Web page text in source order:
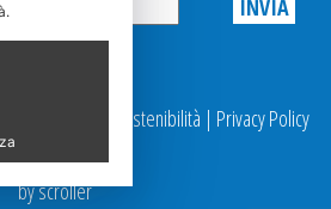
Report Sostenibilità | Privacy Policy
Videosorveglianza
by scroller